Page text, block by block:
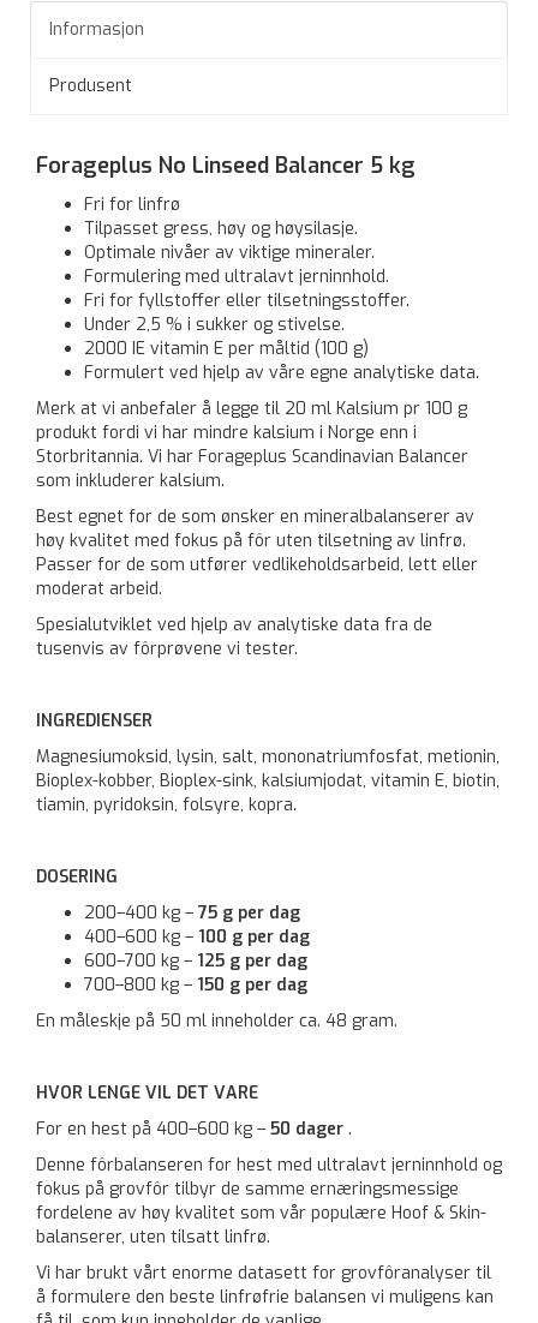
Informasjon
Produsent
Forageplus No Linseed Balancer 5 kg
Fri for linfrø
Tilpasset gress, høy og høysilasje.
Optimale nivåer av viktige mineraler.
Formulering med ultralavt jerninnhold.
Fri for fyllstoffer eller tilsetningsstoffer.
Under 2,5 % i sukker og stivelse.
2000 IE vitamin E per måltid (100 g)
Formulert ved hjelp av våre egne analytiske data.
Merk at vi anbefaler å legge til 20 ml Kalsium pr 100 g
produkt fordi vi har mindre kalsium i Norge enn i
Storbritannia. Vi har Forageplus Scandinavian Balancer
som inkluderer kalsium.
Best egnet for de som ønsker en mineralbalanserer av
høy kvalitet med fokus på fôr uten tilsetning av linfrø.
Passer for de som utfører vedlikeholdsarbeid, lett eller
moderat arbeid.
Spesialutviklet ved hjelp av analytiske data fra de
tusenvis av fôrprøvene vi tester.
INGREDIENSER
Magnesiumoksid, lysin, salt, mononatriumfosfat, metionin,
Bioplex-kobber, Bioplex-sink, kalsiumjodat, vitamin E, biotin,
tiamin, pyridoksin, folsyre, kopra.
DOSERING
200–400 kg – 75 g per dag
400–600 kg – 100 g per dag
600–700 kg – 125 g per dag
700–800 kg – 150 g per dag
En måleskje på 50 ml inneholder ca. 48 gram.
HVOR LENGE VIL DET VARE
For en hest på 400–600 kg – 50 dager .
Denne fôrbalanseren for hest med ultralavt jerninnhold og
fokus på grovfôr tilbyr de samme ernæringsmessige
fordelene av høy kvalitet som vår populære Hoof & Skin-
balanserer, uten tilsatt linfrø.
Vi har brukt vårt enorme datasett for grovfôranalyser til
å formulere den beste linfrøfrie balansen vi muligens kan